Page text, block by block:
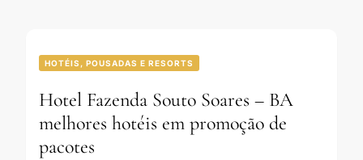
HOTÉIS, POUSADAS E RESORTS
Hotel Fazenda Souto Soares – BA
melhores hotéis em promoção de
pacotes